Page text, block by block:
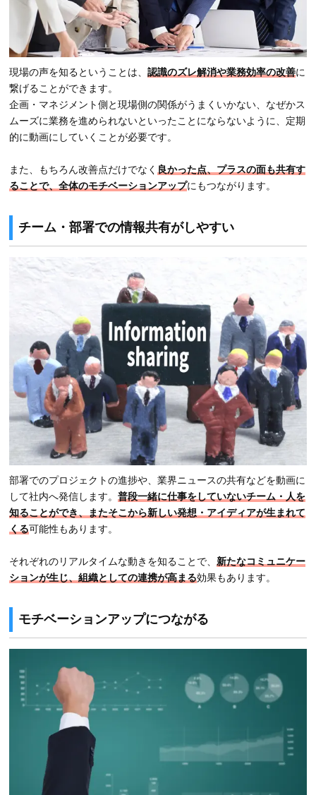
現場の声を知るということは、認識のズレ解消や業務効率の改善に
繋げることができます。
企画・マネジメント側と現場側の関係がうまくいかない、なぜかス
ムーズに業務を進められないといったことにならないように、定期
的に動画にしていくことが必要です。
また、もちろん改善点だけでなく 良かった点、プラスの面も共有す
ることで、全体のモチベーションアップにもつながります。
チーム・部署での情報共有がしやすい
部署でのプロジェクトの進捗や、業界ニュースの共有などを動画に
して社内へ発信します。普段一緒に仕事をしていないチーム・人を
知ることができ、またそこから新しい発想・アイディアが生まれて
くる可能性もあります。
それぞれのリアルタイムな動きを知ることで、 新たなコミュニケー
ションが生じ、組織としての連携が高まる効果もあります。
モチベーションアップにつながる